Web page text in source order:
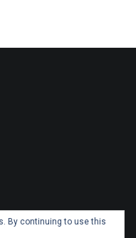
By continuing to use this